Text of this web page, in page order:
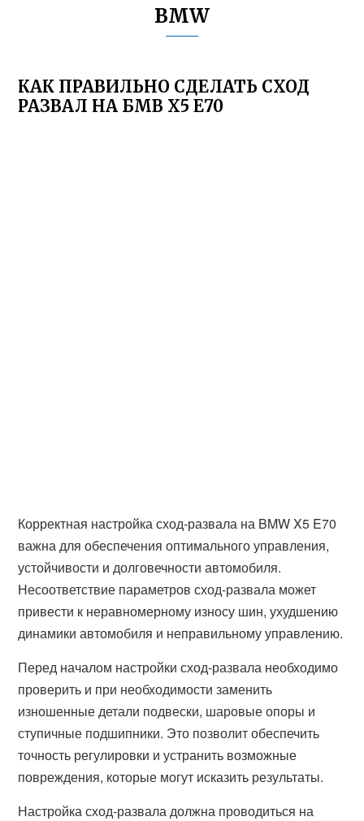
BMW
КАК ПРАВИЛЬНО СДЕЛАТЬ СХОД
РАЗВАЛ НА БМВ Х5 Е70
Корректная настройка сход-развала на BMW X5 E70
важна для обеспечения оптимального управления,
устойчивости и долговечности автомобиля.
Несоответствие параметров сход-развала может
привести к неравномерному износу шин, ухудшению
динамики автомобиля и неправильному управлению.
Перед началом настройки сход-развала необходимо
проверить и при необходимости заменить
изношенные детали подвески, шаровые опоры и
ступичные подшипники. Это позволит обеспечить
точность регулировки и устранить возможные
повреждения, которые могут исказить результаты.
Настройка сход-развала должна проводиться на